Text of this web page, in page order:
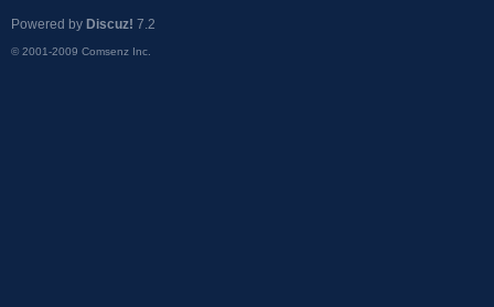
Powered by Discuz! 7.2
© 2001-2009 Comsenz Inc.